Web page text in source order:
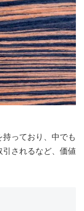
っており、中でも
されるなど、価値